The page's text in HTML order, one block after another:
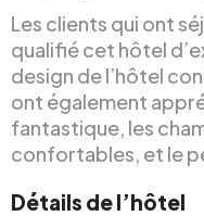
Les clients qui ont
qualifié cet hôtel
design de l’hôtel
ont également
fantastique, les
confortables, et le
Détails de l’hôtel